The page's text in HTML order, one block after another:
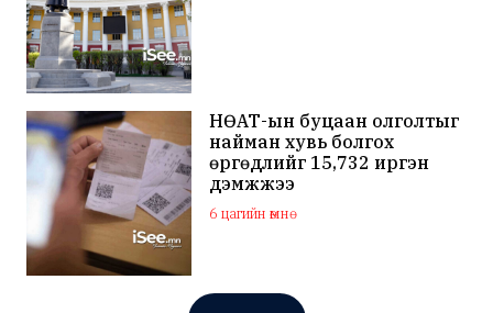
НӨАТ-ын буцаан олголтыг
найман хувь болгох
өргөдлийг 15,732 иргэн
дэмжжээ
6 цагийн өмнө